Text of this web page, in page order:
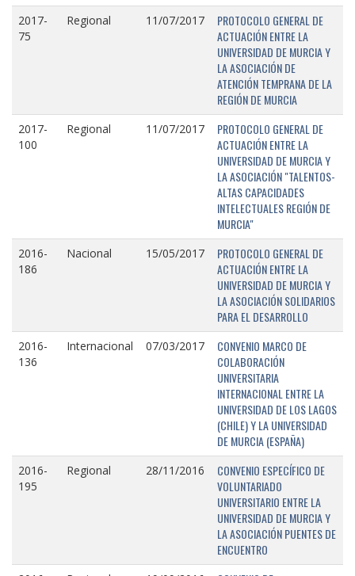
2017-
75
Regional 11/07/2017
PROTOCOLO GENERAL DE
ACTUACIÓN ENTRE LA
UNIVERSIDAD DE MURCIA Y
LA ASOCIACIÓN DE
ATENCIÓN TEMPRANA DE LA
REGIÓN DE MURCIA
2017-
100
Regional 11/07/2017
PROTOCOLO GENERAL DE
ACTUACIÓN ENTRE LA
UNIVERSIDAD DE MURCIA Y
LA ASOCIACIÓN "TALENTOS-
ALTAS CAPACIDADES
INTELECTUALES REGIÓN DE
MURCIA"
2016-
186
Nacional 15/05/2017
PROTOCOLO GENERAL DE
ACTUACIÓN ENTRE LA
UNIVERSIDAD DE MURCIA Y
LA ASOCIACIÓN SOLIDARIOS
PARA EL DESARROLLO
2016-
136
Internacional 07/03/2017
CONVENIO MARCO DE
COLABORACIÓN
UNIVERSITARIA
INTERNACIONAL ENTRE LA
UNIVERSIDAD DE LOS LAGOS
(CHILE) Y LA UNIVERSIDAD
DE MURCIA (ESPAÑA)
2016-
195
Regional 28/11/2016
CONVENIO ESPECÍFICO DE
VOLUNTARIADO
UNIVERSITARIO ENTRE LA
UNIVERSIDAD DE MURCIA Y
LA ASOCIACIÓN PUENTES DE
ENCUENTRO